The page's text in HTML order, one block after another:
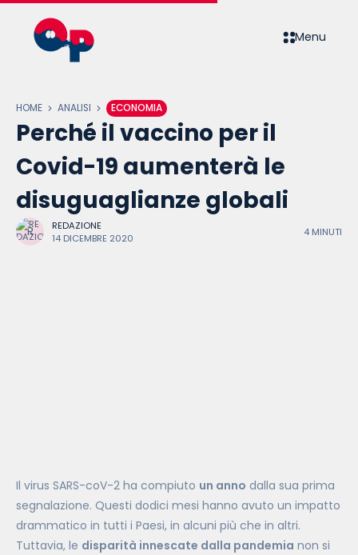
Menu
HOME ANALISI ECONOMIA
Perché il vaccino per il
Covid-19 aumenterà le
disuguaglianze globali
REDAZIONE
14 DICEMBRE 2020
4 MINUTI
Il virus SARS-coV-2 ha compiuto un anno dalla sua prima
segnalazione. Questi dodici mesi hanno avuto un impatto
drammatico in tutti i Paesi, in alcuni più che in altri.
Tuttavia, le disparità innescate dalla pandemia non si